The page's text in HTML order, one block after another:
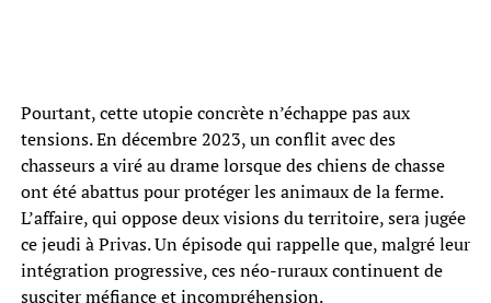
Pourtant, cette utopie concrète n’échappe pas aux
tensions. En décembre 2023, un conflit avec des
chasseurs a viré au drame lorsque des chiens de chasse
ont été abattus pour protéger les animaux de la ferme.
L’affaire, qui oppose deux visions du territoire, sera jugée
ce jeudi à Privas. Un épisode qui rappelle que, malgré leur
intégration progressive, ces néo-ruraux continuent de
susciter méfiance et incompréhension.